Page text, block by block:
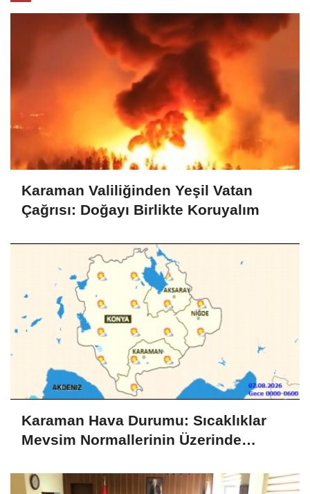
Karaman Valiliğinden Yeşil Vatan
Çağrısı: Doğayı Birlikte Koruyalım
Karaman Hava Durumu: Sıcaklıklar
Mevsim Normallerinin Üzerinde